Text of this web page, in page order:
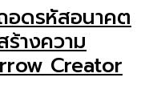
อดรหัสอนาคต
างความ
Creator